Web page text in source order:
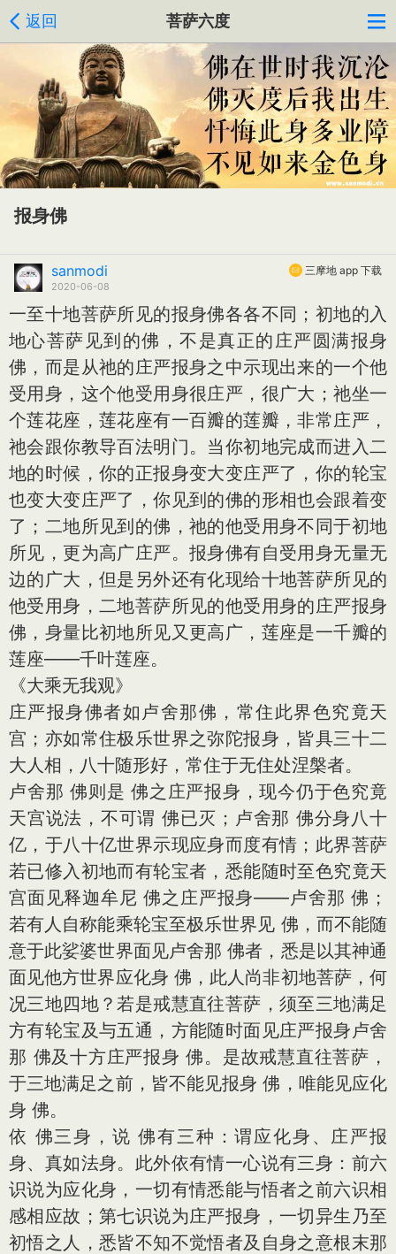
返回 菩萨六度
报身佛
三摩地 app 下载
sanmodi
2020-06-08
一至十地菩萨所见的报身佛各各不同；初地的入
地心菩萨见到的佛，不是真正的庄严圆满报身
佛，而是从祂的庄严报身之中示现出来的一个他
受用身，这个他受用身很庄严，很广大；祂坐一
个莲花座，莲花座有一百瓣的莲瓣，非常庄严，
祂会跟你教导百法明门。当你初地完成而进入二
地的时候，你的正报身变大变庄严了，你的轮宝
也变大变庄严了，你见到的佛的形相也会跟着变
了；二地所见到的佛，祂的他受用身不同于初地
所见，更为高广庄严。报身佛有自受用身无量无
边的广大，但是另外还有化现给十地菩萨所见的
他受用身，二地菩萨所见的他受用身的庄严报身
佛，身量比初地所见又更高广，莲座是一千瓣的
莲座——千叶莲座。
《大乘无我观》
庄严报身佛者如卢舍那佛，常住此界色究竟天
宫；亦如常住极乐世界之弥陀报身，皆具三十二
大人相，八十随形好，常住于无住处涅槃者。
卢舍那 佛则是 佛之庄严报身，现今仍于色究竟
天宫说法，不可谓 佛已灭；卢舍那 佛分身八十
亿，于八十亿世界示现应身而度有情；此界菩萨
若已修入初地而有轮宝者，悉能随时至色究竟天
宫面见释迦牟尼 佛之庄严报身——卢舍那 佛；
若有人自称能乘轮宝至极乐世界见 佛，而不能随
意于此娑婆世界面见卢舍那 佛者，悉是以其神通
面见他方世界应化身 佛，此人尚非初地菩萨，何
况三地四地？若是戒慧直往菩萨，须至三地满足
方有轮宝及与五通，方能随时面见庄严报身卢舍
那 佛及十方庄严报身 佛。是故戒慧直往菩萨，
于三地满足之前，皆不能见报身 佛，唯能见应化
身 佛。
依 佛三身，说 佛有三种：谓应化身、庄严报
身、真如法身。此外依有情一心说有三身：前六
识说为应化身，一切有情悉能与悟者之前六识相
感相应故；第七识说为庄严报身，一切异生乃至
初悟之人，悉皆不知不觉悟者及自身之意根末那